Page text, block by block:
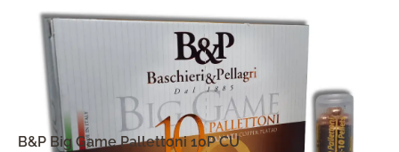
B&P Big Game Pallettoni 10P CU